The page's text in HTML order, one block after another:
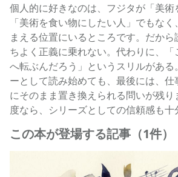
個人的に好きなのは、フジタが「美術
「美術を食い物にしたい人」でもな
まえる位置にいるところです。だか
ちよく正義に乗れない。代わりに、
へ転ぶんだろう」というスリルがある
ーとして読み始めても、最後には、
にそのまま置き換えられる問いが残
度なら、シリーズとしての信頼感も十
この本が登場する記事（1件）